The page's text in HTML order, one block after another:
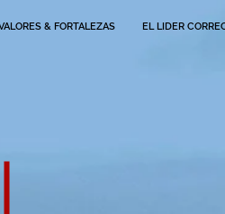
& FORTALEZAS EL LIDER